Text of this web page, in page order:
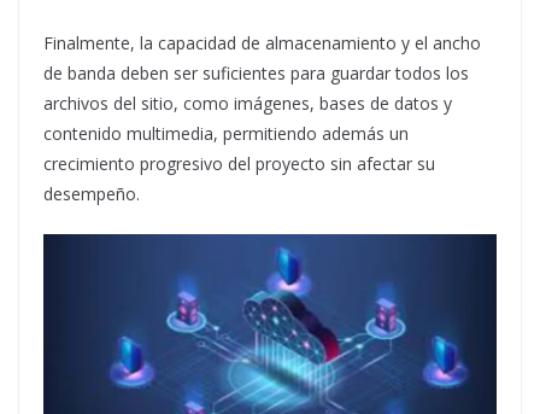
Finalmente, la capacidad de almacenamiento y el ancho
de banda deben ser suficientes para guardar todos los
archivos del sitio, como imágenes, bases de datos y
contenido multimedia, permitiendo además un
crecimiento progresivo del proyecto sin afectar su
desempeño.